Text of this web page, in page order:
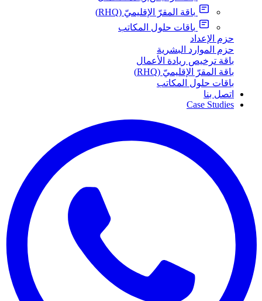
باقة المقرّ الإقليميّ (RHQ)
باقات حلول المكاتب
حزم الإعداد
حزم الموارد البشرية
باقة ترخيص ريادة الأعمال
باقة المقرّ الإقليميّ (RHQ)
باقات حلول المكاتب
اتصل بنا
Case Studies